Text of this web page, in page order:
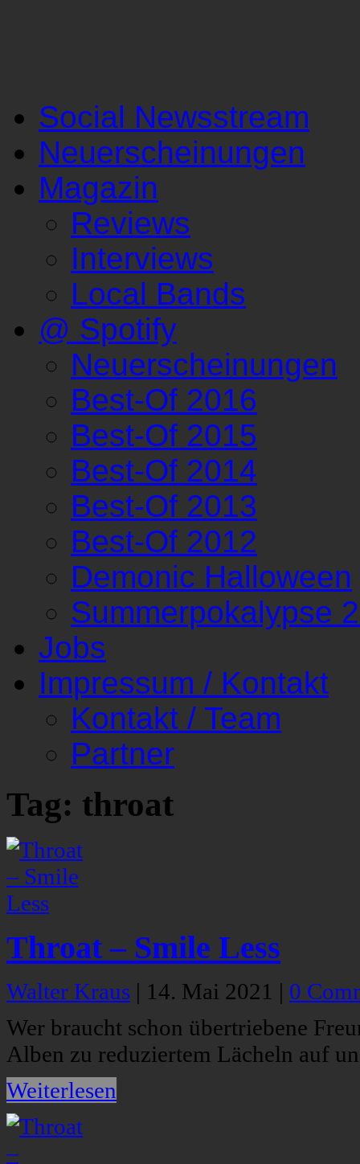
Social Newsstream
Neuerscheinungen
Magazin
Reviews
Interviews
Local Bands
@ Spotify
Neuerscheinungen
Best-Of 2016
Best-Of 2015
Best-Of 2014
Best-Of 2013
Best-Of 2012
Demonic Halloween
Summerpokalypse
Jobs
Impressum / Kontakt
Kontakt / Team
Partner
Tag: throat
Throat – Smile Less
Walter Kraus | 14. Mai 2021 | 0
Wer braucht schon übertriebene
Alben zu reduziertem Lächeln auf
Weiterlesen